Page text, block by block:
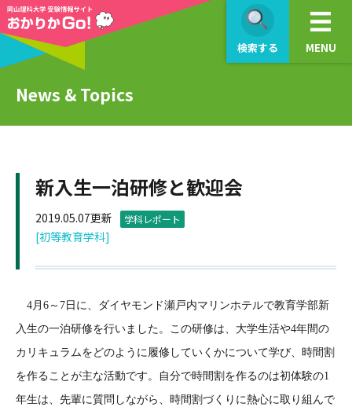
検索する MENU
News & Topics
新入生一泊研修と歓迎会
2019.05.07更新 学科レポート
[初等教育学科]
4月6～7日に、ダイヤモンド瀬戸内マリンホテルで教育学部新
入生の一泊研修を行いました。この研修は、大学生活や4年間の
カリキュラムをどのように履修していくかについて学び、時間割
を作ることが主な活動です。自分で時間割を作るのは初体験の1
年生は、先輩に質問しながら、時間割づくりに熱心に取り組んで